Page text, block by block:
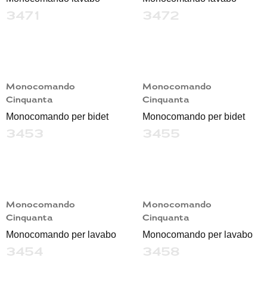
3471 3472
Monocomando
Cinquanta
Monocomando per bidet
3453
Monocomando
Cinquanta
Monocomando per bidet
3455
Monocomando
Cinquanta
Monocomando per lavabo
3454
Monocomando
Cinquanta
Monocomando per lavabo
3458